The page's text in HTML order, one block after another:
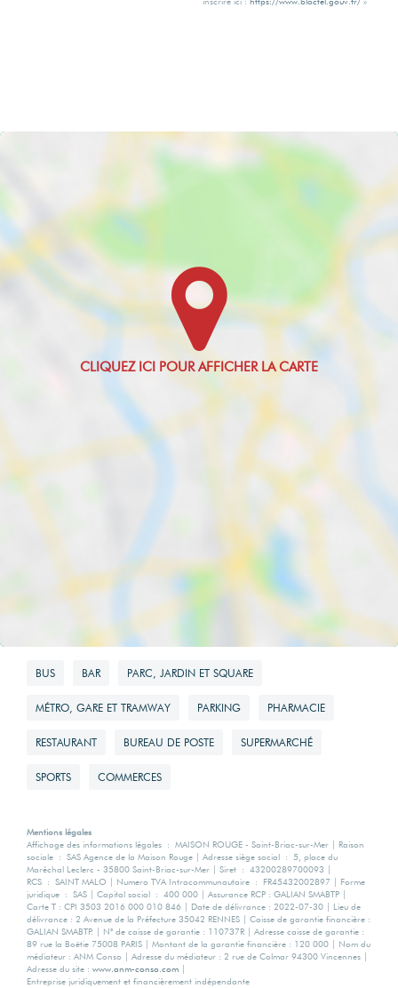
BUS BAR PARC, JARDIN ET SQUARE
MÉTRO, GARE ET TRAMWAY PARKING PHARMACIE
RESTAURANT BUREAU DE POSTE SUPERMARCHÉ
SPORTS COMMERCES
Mentions légales
Affichage des informations légales : MAISON ROUGE - Saint-Briac-sur-Mer | Raison
sociale : SAS Agence de la Maison Rouge | Adresse siège social : 5, place du
Maréchal Leclerc - 35800 Saint-Briac-sur-Mer | Siret : 43200289700093 |
RCS : SAINT MALO | Numero TVA Intracommunautaire : FR45432002897 | Forme
juridique : SAS | Capital social : 400 000 | Assurance RCP : GALIAN SMABTP |
Carte T : CPI 3503 2016 000 010 846 | Date de délivrance : 2022-07-30 | Lieu de
délivrance : 2 Avenue de la Préfecture 35042 RENNES | Caisse de garantie financière :
GALIAN SMABTP. | N° de caisse de garantie : 110737R | Adresse caisse de garantie :
89 rue la Boëtie 75008 PARIS | Montant de la garantie financière : 120 000 | Nom du
médiateur : ANM Conso | Adresse du médiateur : 2 rue de Colmar 94300 Vincennes |
Adresse du site : www.anm-conso.com
Entreprise juridiquement et financièrement indépendante